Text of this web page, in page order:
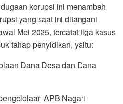
korupsi ini menambah
yang saat ini ditangani
Mei 2025, tercatat tiga kasus
tahap penyidikan, yaitu:
Dana Desa dan Dana
APB Nagari